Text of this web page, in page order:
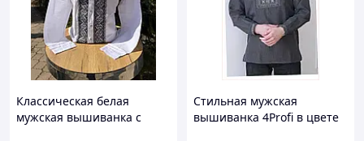
Классическая белая
мужская вышиванка с
Стильная мужская
вышиванка 4Profi в цвете